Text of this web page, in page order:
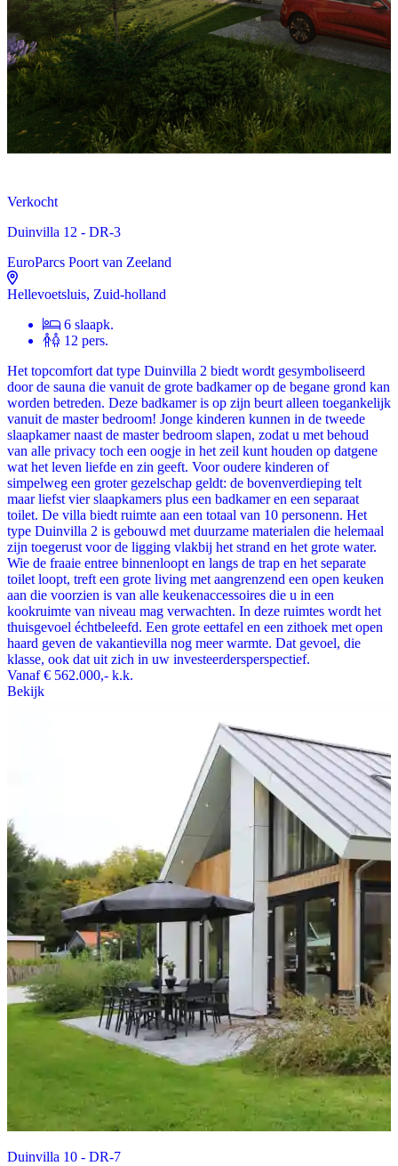
Verkocht
Duinvilla 12 - DR-3
EuroParcs Poort van Zeeland
Hellevoetsluis, Zuid-holland
6 slaapk.
12 pers.
Het topcomfort dat type Duinvilla 2 biedt wordt gesymboliseerd
door de sauna die vanuit de grote badkamer op de begane grond kan
worden betreden. Deze badkamer is op zijn beurt alleen toegankelijk
vanuit de master bedroom! Jonge kinderen kunnen in de tweede
slaapkamer naast de master bedroom slapen, zodat u met behoud
van alle privacy toch een oogje in het zeil kunt houden op datgene
wat het leven liefde en zin geeft. Voor oudere kinderen of
simpelweg een groter gezelschap geldt: de bovenverdieping telt
maar liefst vier slaapkamers plus een badkamer en een separaat
toilet. De villa biedt ruimte aan een totaal van 10 personenn. Het
type Duinvilla 2 is gebouwd met duurzame materialen die helemaal
zijn toegerust voor de ligging vlakbij het strand en het grote water.
Wie de fraaie entree binnenloopt en langs de trap en het separate
toilet loopt, treft een grote living met aangrenzend een open keuken
aan die voorzien is van alle keukenaccessoires die u in een
kookruimte van niveau mag verwachten. In deze ruimtes wordt het
thuisgevoel échtbeleefd. Een grote eettafel en een zithoek met open
haard geven de vakantievilla nog meer warmte. Dat gevoel, die
klasse, ook dat uit zich in uw investeerdersperspectief.
Vanaf € 562.000,- k.k.
Bekijk
Duinvilla 10 - DR-7